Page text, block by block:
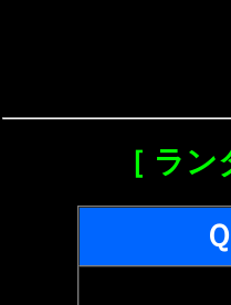
［ ラン